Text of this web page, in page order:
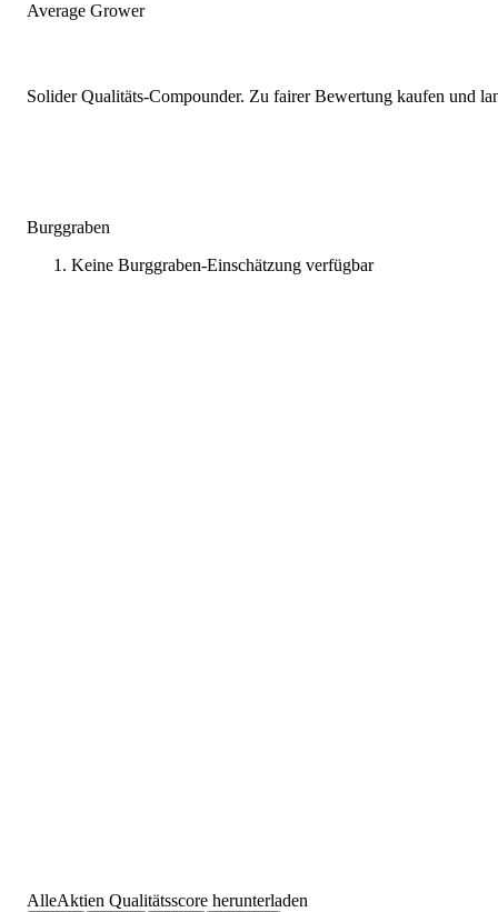
Average Grower
Solider Qualitäts-Compounder. Zu fairer Bewertung kaufen und
Burggraben
Keine Burggraben-Einschätzung verfügbar
AlleAktien Qualitätsscore herunterladen